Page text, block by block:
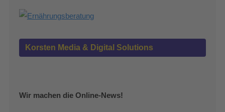
Korsten Media & Digital Solutions
Wir machen die Online-News!